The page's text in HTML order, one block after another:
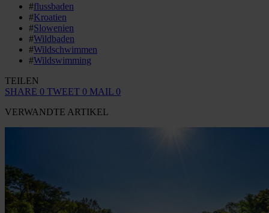
#flussbaden
#Kroatien
#Slowenien
#Wildbaden
#Wildschwimmen
#Wildswimming
TEILEN
SHARE 0 TWEET 0 MAIL 0
VERWANDTE ARTIKEL